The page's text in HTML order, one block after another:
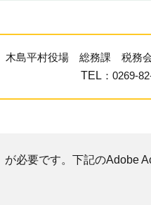
木島平村役場 総務課 税務
TEL ：0269-
必要です。下記のAdobe